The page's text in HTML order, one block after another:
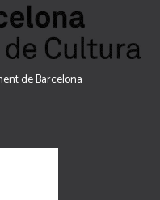
de Barcelona